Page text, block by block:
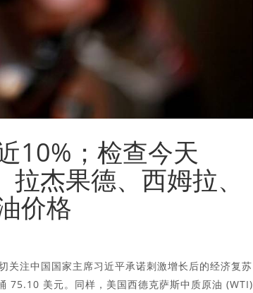
10%；检查今天
杰果德、西姆拉、
价格
注中国国家主席习近平承诺刺激增长后的经济复苏
75.10 美元。同样，美国西德克萨斯中质原油 (WTI)